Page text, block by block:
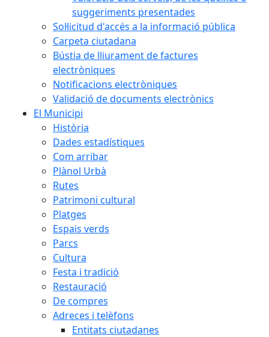
suggeriments presentades
Sol·licitud d'accés a la informació pública
Carpeta ciutadana
Bústia de lliurament de factures
electròniques
Notificacions electròniques
Validació de documents electrònics
El Municipi
Història
Dades estadístiques
Com arribar
Plànol Urbà
Rutes
Patrimoni cultural
Platges
Espais verds
Parcs
Cultura
Festa i tradició
Restauració
De compres
Adreces i telèfons
Entitats ciutadanes